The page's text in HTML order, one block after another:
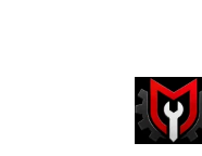
Scule Service Auto
Chei Si Truse De Chei